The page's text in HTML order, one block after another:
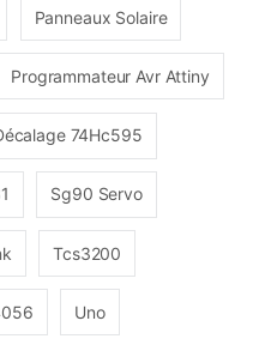
Panneaux Solaire
Programmateur Avr Attiny
74Hc595
Sg90 Servo
Tcs3200
Uno